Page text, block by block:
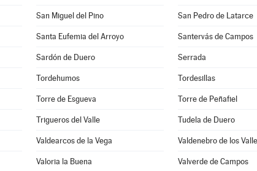
San Miguel del Pino San Pedro de Latarce
Santa Eufemia del Arroyo Santervás de Campos
Sardón de Duero Serrada
Tordehumos Tordesillas
Torre de Esgueva Torre de Peñafiel
Trigueros del Valle Tudela de Duero
Valdearcos de la Vega Valdenebro de los
Valoria la Buena Valverde de Campos